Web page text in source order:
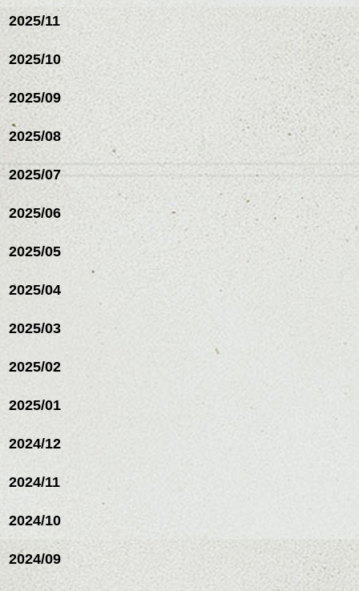
ハンサムショート／ヘッド
スパ／伸びても目立たない
ヘアカラー/ハイライト/ダブ
ルカラー/髪質改善/TOKIOト
ミニボブ/抜け感ショート/バ
ヘアカラー/ハイライト/ダブ
リートメント/ブリーチ/イン
ミニボブ/抜け感ショート/バ
2025/11
2025/10
2025/09
2025/08
2025/07
2025/06
2025/05
2025/04
2025/03
2025/02
2025/01
2024/12
2024/11
2024/10
2024/09